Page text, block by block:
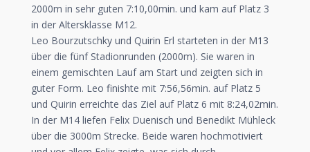
2000m in sehr guten 7:10,00min. und kam auf Platz 3
in der Altersklasse M12.
Leo Bourzutschky und Quirin Erl starteten in der M13
über die fünf Stadionrunden (2000m). Sie waren in
einem gemischten Lauf am Start und zeigten sich in
guter Form. Leo finishte mit 7:56,56min. auf Platz 5
und Quirin erreichte das Ziel auf Platz 6 mit 8:24,02min.
In der M14 liefen Felix Duenisch und Benedikt Mühleck
über die 3000m Strecke. Beide waren hochmotiviert